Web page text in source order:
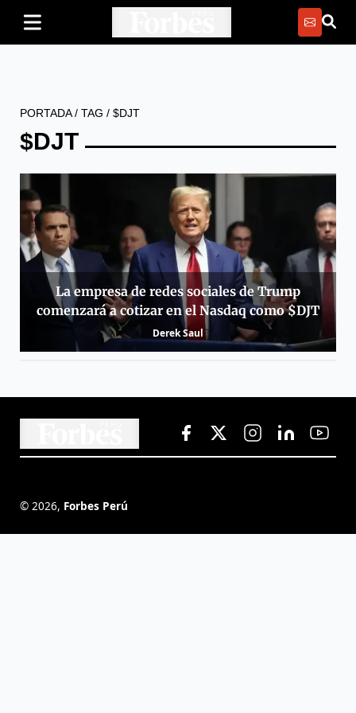
PORTADA/ TAG / $DJT
$DJT
La empresa de redes sociales de Trump
comenzará a cotizar en el Nasdaq como $DJT
Derek Saul
© 2026, Forbes Perú